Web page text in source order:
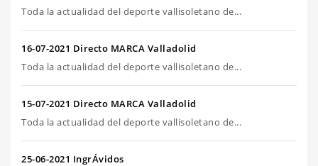
Toda la actualidad del deporte vallisoletano de...
16-07-2021 Directo MARCA Valladolid
Toda la actualidad del deporte vallisoletano de...
15-07-2021 Directo MARCA Valladolid
Toda la actualidad del deporte vallisoletano de...
25-06-2021 IngrÁvidos